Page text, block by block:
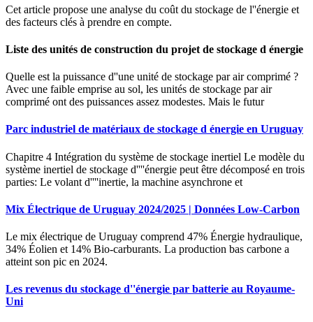
Cet article propose une analyse du coût du stockage de l''énergie et
des facteurs clés à prendre en compte.
Liste des unités de construction du projet de stockage d énergie
Quelle est la puissance d''une unité de stockage par air comprimé ?
Avec une faible emprise au sol, les unités de stockage par air
comprimé ont des puissances assez modestes. Mais le futur
Parc industriel de matériaux de stockage d énergie en Uruguay
Chapitre 4 Intégration du système de stockage inertiel Le modèle du
système inertiel de stockage d''''énergie peut être décomposé en trois
parties: Le volant d''''inertie, la machine asynchrone et
Mix Électrique de Uruguay 2024/2025 | Données Low-Carbon
Le mix électrique de Uruguay comprend 47% Énergie hydraulique,
34% Éolien et 14% Bio-carburants. La production bas carbone a
atteint son pic en 2024.
Les revenus du stockage d''énergie par batterie au Royaume-
Uni